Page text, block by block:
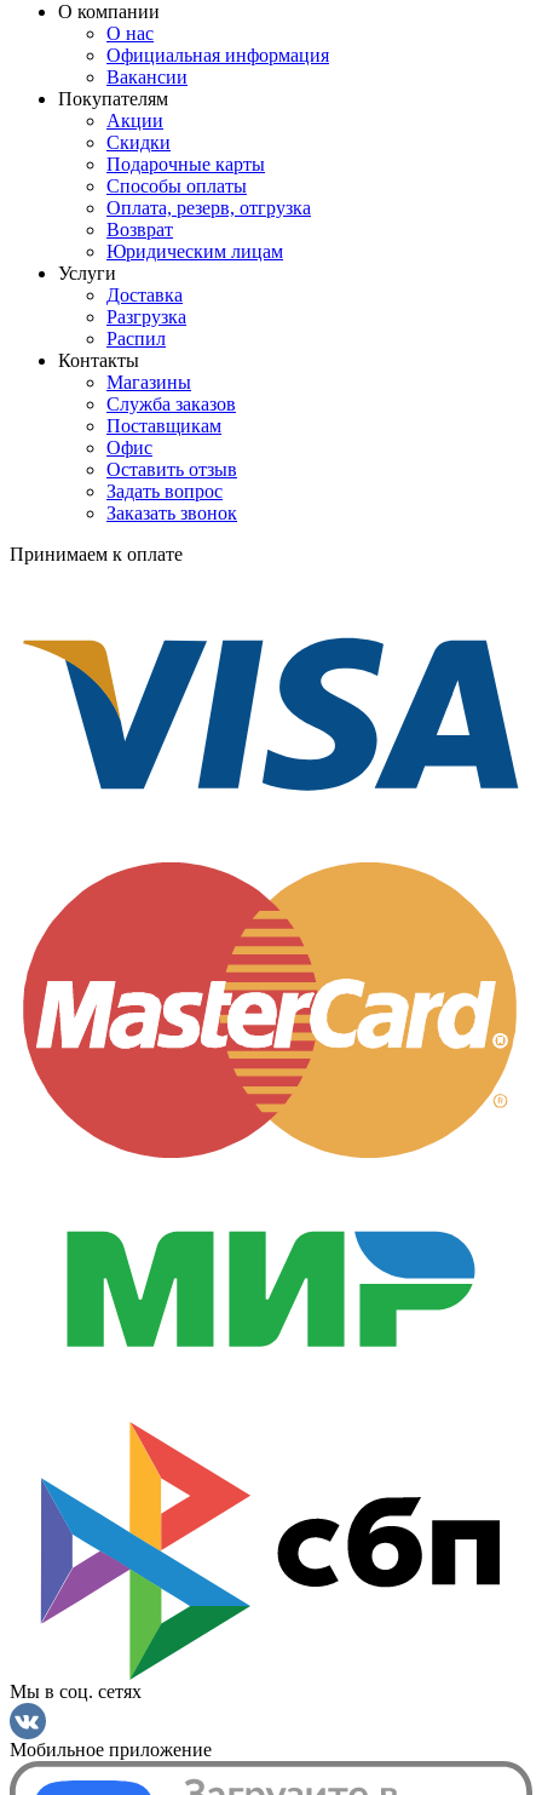
О компании
О нас
Официальная информация
Вакансии
Покупателям
Акции
Скидки
Подарочные карты
Способы оплаты
Оплата, резерв, отгрузка
Возврат
Юридическим лицам
Услуги
Доставка
Разгрузка
Распил
Контакты
Магазины
Служба заказов
Поставщикам
Офис
Оставить отзыв
Задать вопрос
Заказать звонок
Принимаем к оплате
Мы в соц. сетях
Мобильное приложение